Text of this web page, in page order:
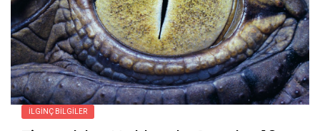
İLGINÇ BILGILER